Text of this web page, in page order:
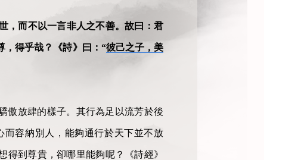
，而不以一言非人之不善。故曰：君
，得乎哉？《詩》曰：“彼己之子，美
傲放肆的樣子。其行為足以流芳於後
容納別人，能夠通行於天下並不放
到尊貴，卻哪里能夠呢？《詩經》